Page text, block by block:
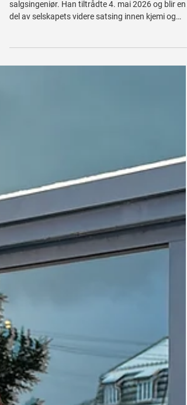
Zewo har ansatt Thomas Moltumyr som ny
vannbehandling.